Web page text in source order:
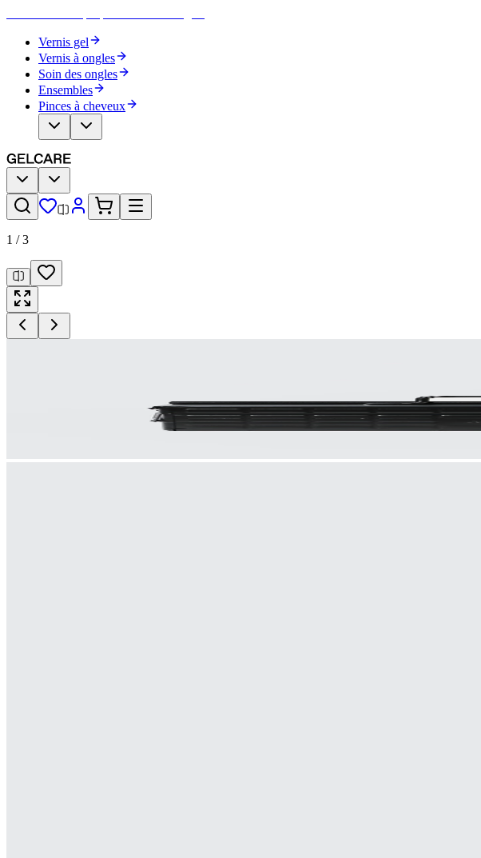
Vernis gel
Vernis à ongles
Soin des ongles
Ensembles
Pinces à cheveux
1 /3